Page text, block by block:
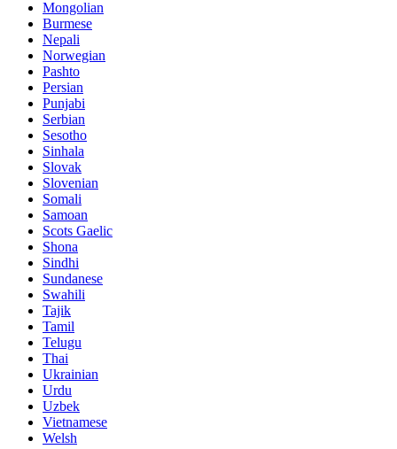
Mongolian
Burmese
Nepali
Norwegian
Pashto
Persian
Punjabi
Serbian
Sesotho
Sinhala
Slovak
Slovenian
Somali
Samoan
Scots Gaelic
Shona
Sindhi
Sundanese
Swahili
Tajik
Tamil
Telugu
Thai
Ukrainian
Urdu
Uzbek
Vietnamese
Welsh